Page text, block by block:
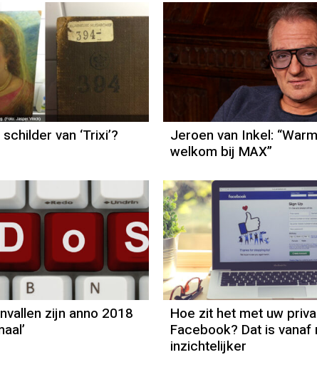
van ‘Trixi’?
Jeroen van Inkel:
welkom bij MAX”
zijn anno 2018
Hoe zit het met uw
Facebook? Dat is vanaf
inzichtelijker